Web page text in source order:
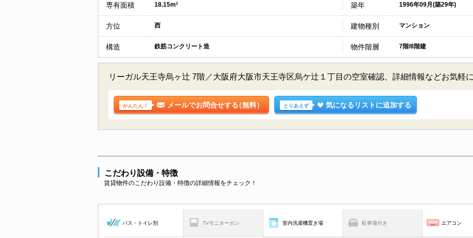
専有面積 18.15m² 築年 1996年09月(築29年)
方位 西 建物種別 マンション
構造 鉄筋コンクリート造 物件階層 7階/8階建
リーガル天王寺烏ヶ辻 7階／大阪府大阪市天王寺区烏ケ辻１丁目の空室確認、詳細情報などお気軽
かんたん！ メールでお問合せする（無料） とりあえず 気になるリストに追加する
こだわり設備・特徴
賃貸物件のこだわり設備・特徴の詳細情報をチェック！
バス・トイレ別 TVモニターホン 室内洗濯機置き場 駐車場付き エアコン